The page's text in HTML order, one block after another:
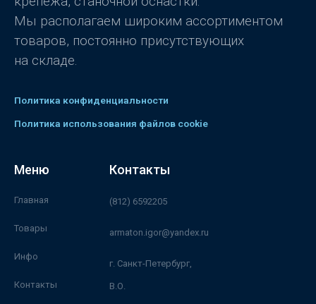
Мы располагаем широким ассортиментом
товаров, постоянно присутствующих
на складе.
Политика конфиденциальности
Политика использования файлов cookie
Меню
Главная
Товары
Инфо
Контакты
Контакты
(812) 6592205
armaton.igor@yandex.ru
г. Санкт-Петербург,
В.О.